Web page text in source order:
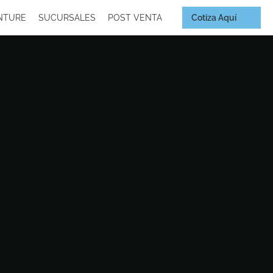
SUCURSALES POST VENTA Cotiza Aquí